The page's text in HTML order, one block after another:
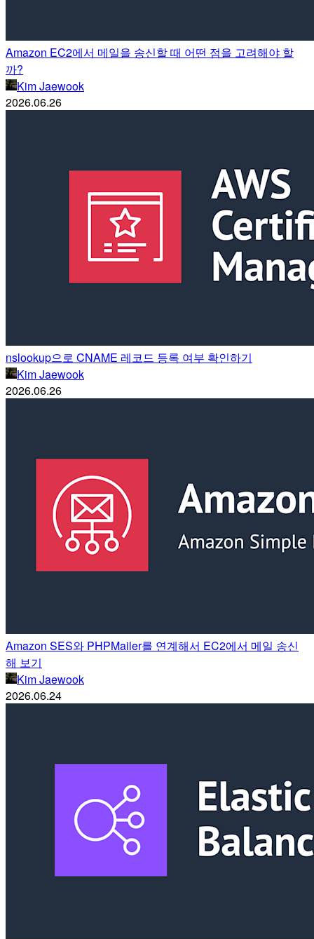
Amazon EC2에서 메일을 송신할 때 어떤 점을 고려해야 할
까?
Kim Jaewook
2026.06.26
nslookup으로 CNAME 레코드 등록 여부 확인하기
Kim Jaewook
2026.06.26
Amazon SES와 PHPMailer를 연계해서 EC2에서 메일 송신
해 보기
Kim Jaewook
2026.06.24